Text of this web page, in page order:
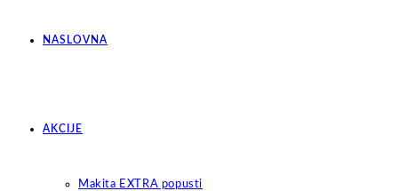
NASLOVNA
AKCIJE
Makita EXTRA popusti